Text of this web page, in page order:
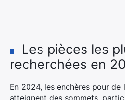
Les pièces les
recherchées en
En 2024, les enchères pour de
atteignent des sommets,